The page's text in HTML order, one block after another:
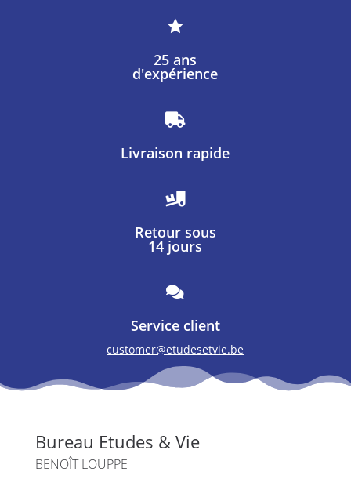

25 ans
d'expérience

Livraison rapide

Retour sous
14 jours

Service client
customer@etudesetvie.be
Bureau Etudes & Vie
BENOÎT LOUPPE